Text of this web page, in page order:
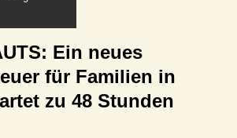
Ein neues
für Familien in
zu 48 Stunden